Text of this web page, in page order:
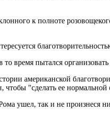
к полноте
время пытался
американской
"сделать ее нормальной
ушел, так и не произнеся